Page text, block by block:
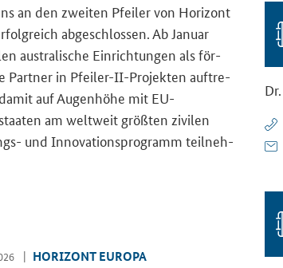
an den zwei­ten Pfei­ler von Ho­ri­zont
ab­ge­schlos­sen. Ab Ja­nu­ar
aus­tra­li­sche Ein­rich­tun­gen als för­
Part­ner in Pfeiler-​II-Projekten auf­tre­
auf Au­gen­hö­he mit EU-​
am welt­weit größ­ten zi­vi­len
und In­no­va­ti­ons­pro­gramm teil­neh­
HO­RI­ZONT EU­RO­PA